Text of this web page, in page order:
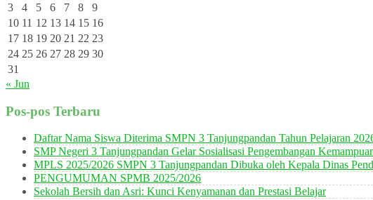
3
4 5 6 7 8
9
10 11 12 13 14 15 16
17 18 19 20 21 22 23
24 25 26 27 28 29 30
31
« Jun
Pos-pos Terbaru
Daftar Nama Siswa Diterima SMPN 3 Tanjungpandan Tahun Pelajaran
SMP Negeri 3 Tanjungpandan Gelar Sosialisasi Pengembangan
MPLS 2025/2026 SMPN 3 Tanjungpandan Dibuka oleh Kepala Dinas
PENGUMUMAN SPMB 2025/2026
Sekolah Bersih dan Asri: Kunci Kenyamanan dan Prestasi Belajar